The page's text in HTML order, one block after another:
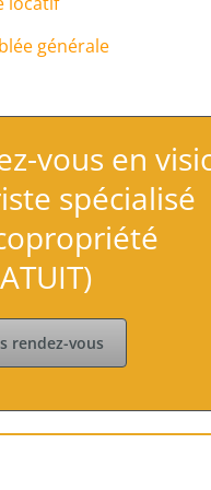
générale
vous en
spécialisé
rendez-vous